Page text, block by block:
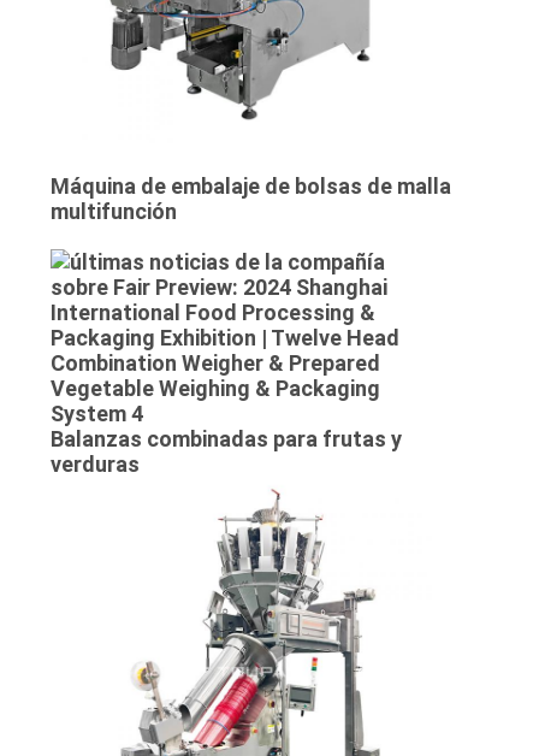
Máquina de embalaje de bolsas de malla
multifunción
Balanzas combinadas para frutas y
verduras